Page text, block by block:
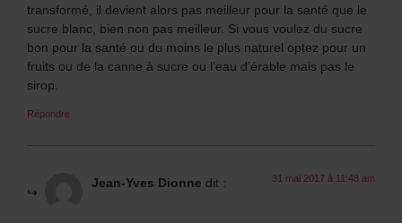
transformé, il devient alors pas meilleur pour la santé que le
sucre blanc, bien non pas meilleur. Si vous voulez du sucre
bon pour la santé ou du moins le plus naturel optez pour un
fruits ou de la canne à sucre ou l’eau d’érable mais pas le
sirop.
Répondre
Jean-Yves Dionne dit : 31 mai 2017 à 11:48 am